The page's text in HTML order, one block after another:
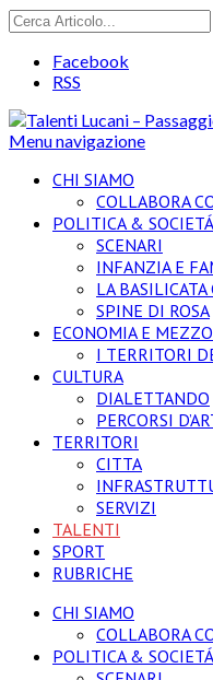
Facebook
RSS
Menu navigazione
CHI SIAMO
COLLABORA
POLITICA & SOCIETÁ
SCENARI
INFANZIA E
LA BASILICATA
SPINE DI ROSA
ECONOMIA E
I TERRITORI
CULTURA
DIALETTANDO
PERCORSI
TERRITORI
CITTA
SERVIZI
TALENTI
SPORT
RUBRICHE
CHI SIAMO
COLLABORA
POLITICA & SOCIETÁ